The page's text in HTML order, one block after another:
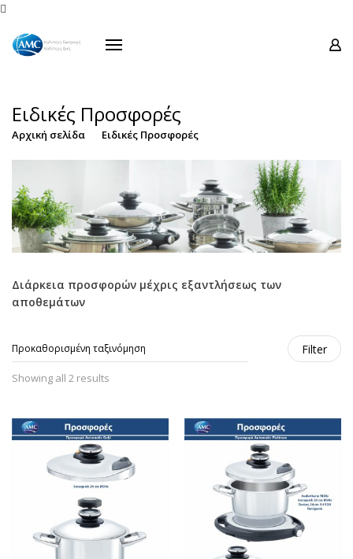

Σειρές
Μουσείο Ενάντιο
Ειδικές Προσφορές
Αρχική σελίδα Ειδικές Προσφορές
Διάρκεια προσφορών μέχρις εξαντλήσεως των
αποθεμάτων
Filter
Showing all 2 results